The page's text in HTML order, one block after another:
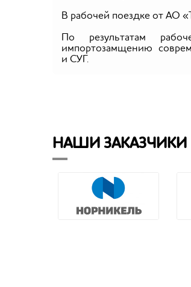
В рабочей поездке от АО
По результатам
импортозамщению
и СУГ.
НАШИ ЗАКАЗЧИКИ